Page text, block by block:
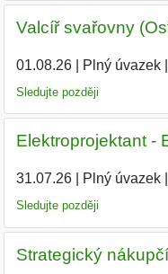
Valcíř svařovny
01.08.26| Plný úvazek|
Sledujte později
Elektroprojektant -
31.07.26| Plný úvazek|
Sledujte později
Strategický nákupčí